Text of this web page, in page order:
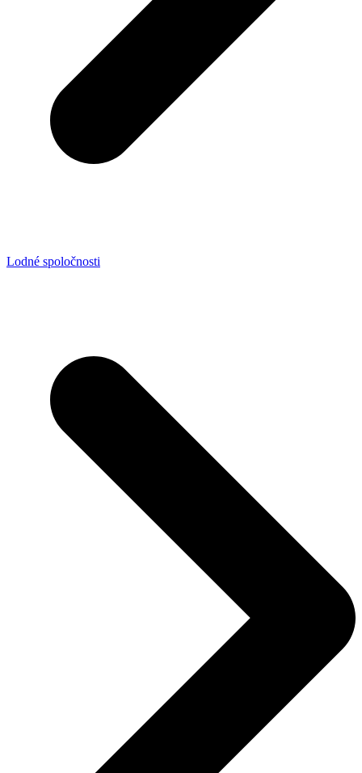
Lodné spoločnosti